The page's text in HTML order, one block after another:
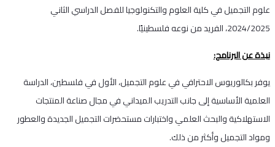
علوم التجميل في كلية العلوم والتكنولوجيا للفصل الدراسي الثاني
2024/2025، الفريد من نوعه فلسطينيًا.
نبذة عن البرنامج:
يوفر بكالوريوس الاحترافي في علوم التجميل، الأول في فلسطين، الدراسة
العلمية الأساسية إلى جانب التدريب الميداني في مجال صناعة المنتجات
الاستهلاكية والبحث العلمي واختبارات مستحضرات التجميل الجديدة والعطور
ومواد التجميل وأكثر من ذلك.